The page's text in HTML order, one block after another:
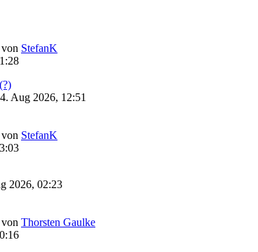
von StefanK
Aug 2026, 12:51
von StefanK
2026, 02:23
von Thorsten Gaulke